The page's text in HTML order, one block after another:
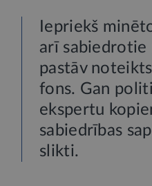
Iepriekš
arī sabiedrotie
pastāv
fons. Gan
ekspertu
sabiedrības
slikti.